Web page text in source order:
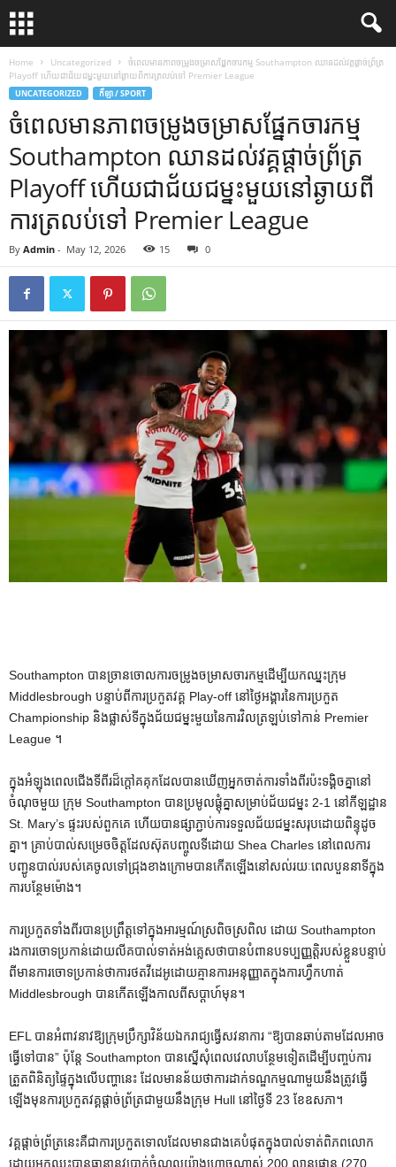
Home Uncategorized
ចំពេលមានភាពចម្រូងចម្រាសផ្នែកចារកម្ម Southampton ឈានដល់វគ្គផ្តាច់ព្រ័ត្រ
Playoff ហើយជាជ័យជម្នះមួយនៅឆ្ងាយពីការត្រលប់ទៅ Premier League
UNCATEGORIZED កីឡា / SPORT
ចំពេលមានភាពចម្រូងចម្រាសផ្នែកចារកម្ម
Southampton ឈានដល់វគ្គផ្តាច់ព្រ័ត្រ
Playoff ហើយជាជ័យជម្នះមួយនៅឆ្ងាយពី
ការត្រលប់ទៅ Premier League
By Admin - May 12, 2026 15 0
Southampton បានច្រានចោលការចម្រូងចម្រាសចារកម្មដើម្បីយកឈ្នះក្រុម
Middlesbrough បន្ទាប់ពីការប្រកួតវគ្គ Play-off នៅថ្ងៃអង្គារនៃការប្រកួត
Championship និងផ្លាស់ទីក្នុងជ័យជម្នះមួយនៃការវិលត្រឡប់ទៅកាន់ Premier
League ។
ក្នុងអំឡុងពេលជើងទីពីរដ៏ក្តៅគគុកដែលបានឃើញអ្នកចាត់ការទាំងពីរប៉ះទង្គិចគ្នានៅ
ចំណុចមួយ ក្រុម Southampton បានប្រមូលផ្ដុំគ្នាសម្រាប់ជ័យជម្នះ 2-1 នៅកីឡដ្ឋាន
St. Mary’s ផ្ទះរបស់ពួកគេ ហើយបានផ្សាភ្ជាប់ការទទួលជ័យជម្នះសរុបដោយពិន្ទុដូច
គ្នា។ គ្រាប់​បាល់​សម្រេច​ចិត្ត​ដែល​ស៊ុត​បញ្ចូល​ទី​ដោយ Shea Charles នៅ​ពេល​ការ​
បញ្ជូន​បាល់​របស់​គេ​ចូល​ទៅ​ជ្រុង​ខាង​ក្រោម​បាន​កើត​ឡើង​នៅ​សល់​រយៈ​ពេល​បួន​នាទី​ក្នុង​
ការ​បន្ថែម​ម៉ោង។
ការ​ប្រកួត​ទាំង​ពីរ​បាន​ប្រព្រឹត្ត​ទៅ​ក្នុង​អារម្មណ៍​ស្រពិចស្រពិល ដោយ Southampton
រង​ការ​ចោទ​ប្រកាន់​ដោយ​លីគ​បាល់ទាត់​អង់គ្លេស​ថា​បាន​បំពាន​បទប្បញ្ញត្តិ​របស់​ខ្លួន​បន្ទាប់​
ពី​មាន​ការ​ចោទ​ប្រកាន់​ថា​ការ​ថត​វីដេអូ​ដោយ​គ្មាន​ការ​អនុញ្ញាត​ក្នុង​ការ​ហ្វឹកហាត់
Middlesbrough បាន​កើត​ឡើង​កាល​ពី​សប្តាហ៍​មុន។
EFL បានអំពាវនាវឱ្យក្រុមប្រឹក្សាវិន័យឯករាជ្យធ្វើសវនាការ “ឱ្យបានឆាប់តាមដែលអាច
ធ្វើទៅបាន” ប៉ុន្តែ Southampton បានស្នើសុំពេលវេលាបន្ថែមទៀតដើម្បីបញ្ចប់ការ
ត្រួតពិនិត្យផ្ទៃក្នុងលើបញ្ហានេះ ដែលមានន័យថាការដាក់ទណ្ឌកម្មណាមួយនឹងត្រូវធ្វើ
ឡើងមុនការប្រកួតវគ្គផ្តាច់ព្រ័ត្រជាមួយនឹងក្រុម Hull នៅថ្ងៃទី 23 ខែឧសភា។
វគ្គផ្តាច់ព្រ័ត្រនេះគឺជាការប្រកួតទោលដែលមានជាងគេបំផុតក្នុងបាល់ទាត់ពិភពលោក
ដោយអ្នកឈ្នះបានធានានូវប្រាក់ចំណូលយ៉ាងហោចណាស់ 200 លានផោន (270